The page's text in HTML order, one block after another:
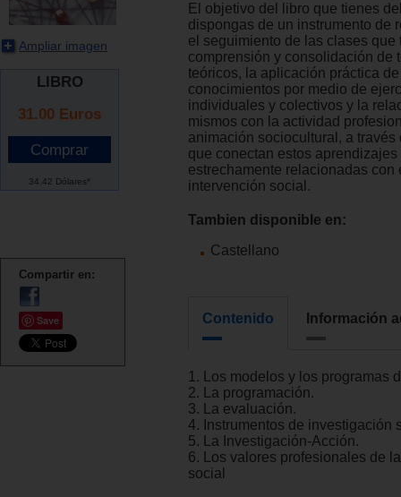
Ampliar imagen
LIBRO
31.00 Euros
34.42 Dólares*
Compartir en:
Save
El objetivo del libro que tienes
dispongas de un instrumento de
el seguimiento de las clases que
comprensión y consolidación de
teóricos, la aplicación práctica
conocimientos por medio de
individuales y colectivos y la
mismos con la actividad
animación sociocultural, a través
que conectan estos aprendizajes
estrechamente relacionadas con
intervención social.
Tambien disponible en:
Castellano
Contenido Información
1. Los modelos y los programas
2. La programación.
3. La evaluación.
4. Instrumentos de investigación
5. La Investigación-Acción.
6. Los valores profesionales de
social